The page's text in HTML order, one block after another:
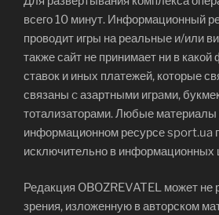
всего 10 минут. Информационный
проводит игры на реальные и/или
также сайт не принимает ни в
ставок и иных платежей, которые
связаны c азартными игрaми,
тотализаторами. Любые материалы
информационном ресурсе sport.ua
исключительно в информационных
Редакция OBOZREVATEL может не
зрения, изложенную в авторском